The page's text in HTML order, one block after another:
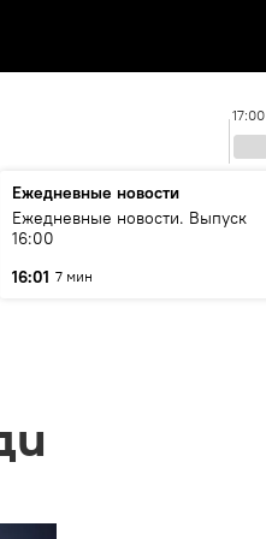
17:00
Ежедневные новости
Ежедневные новости. Выпуск
16:00
16:01 7 мин